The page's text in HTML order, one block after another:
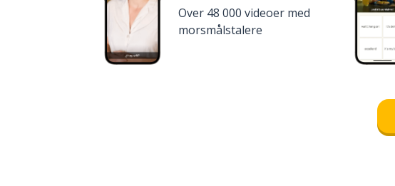
Over 48 000 videoer med
morsmålstalere